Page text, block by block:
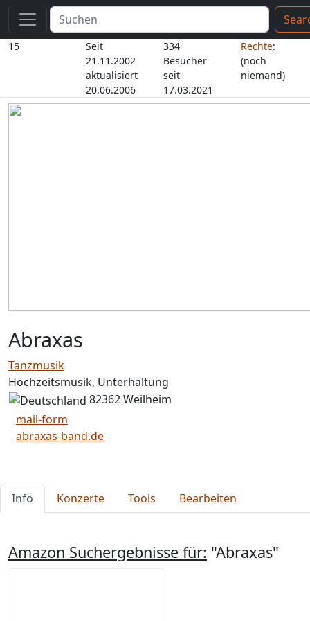
15
Seit
21.11.2002
aktualisiert
20.06.2006
334
Besucher
seit
17.03.2021
Rechte:
(noch
niemand)
Abraxas
Tanzmusik
Hochzeitsmusik, Unterhaltung
82362 Weilheim
mail-form
abraxas-band.de
Info Konzerte Tools Bearbeiten
Amazon Suchergebnisse für: "Abraxas"